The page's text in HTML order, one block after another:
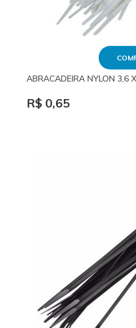
ABRACADEIRA NYLON 3,6
R$ 0,65